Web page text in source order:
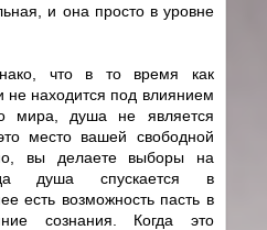
и она просто в уровне
что в то время как
не находится под влиянием
мира, душа не является
место вашей свободной
вы делаете выборы на
душа спускается в
есть возможность пасть в
сознания. Когда это